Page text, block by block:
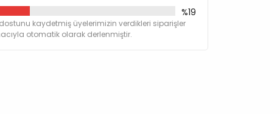
%19
kaydetmiş üyelerimizin verdikleri siparişler
otomatik olarak derlenmiştir.